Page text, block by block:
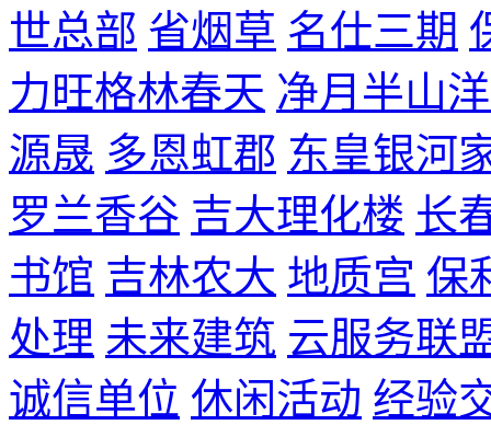
世总部 省烟草 名仕三期
力旺格林春天 净月半山
源晟 多恩虹郡 东皇银河
罗兰香谷 吉大理化楼 长
书馆 吉林农大 地质宫 保
处理 未来建筑 云服务联
诚信单位 休闲活动 经验